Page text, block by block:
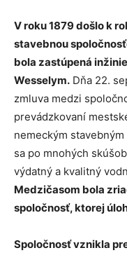
V roku 1879 došlo k
stavebnou
bola zastúpená
Wesselym. Dňa 22.
zmluva medzi
prevádzkovaní
nemeckým
sa po mnohých
výdatný a kvalitný
Medzičasom bola
spoločnosť, ktorej
Spoločnosť vznikla